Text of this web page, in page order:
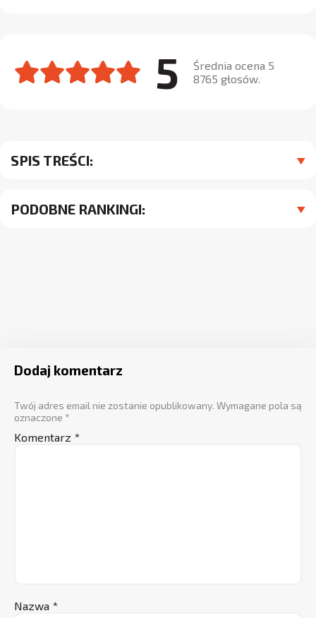
SPIS TREŚCI:
PODOBNE RANKINGI:
5
Średnia ocena 5
8765 głosów.
Dodaj komentarz
Twój adres email nie zostanie opublikowany. Wymagane pola są
oznaczone *
Komentarz *
Nazwa *